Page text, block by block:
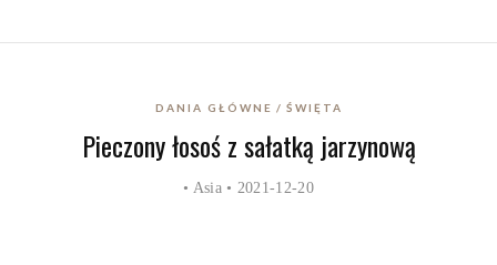
DANIA GŁÓWNE ŚWIĘTA
Pieczony łosoś z sałatką jarzynową
• Asia • 2021-12-20